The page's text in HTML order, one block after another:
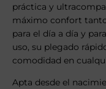
práctica y
máximo confort
para el día a día y
uso, su plegado
comodidad en
Apta desde el